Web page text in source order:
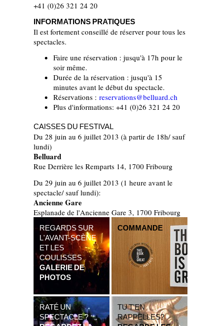
+41 (0)26 321 24 20
INFORMATIONS PRATIQUES
Il est fortement conseillé de réserver pour tous les
spectacles.
Faire une réservation : jusqu'à 17h pour le
soir même.
Durée de la réservation : jusqu'à 15
minutes avant le début du spectacle.
Réservations : reservations@belluard.ch
Plus d'informations: +41 (0)26 321 24 20
CAISSES DU FESTIVAL
Du 28 juin au 6 juillet 2013 (à partir de 18h/ sauf
lundi)
Belluard
Rue Derrière les Remparts 14, 1700 Fribourg
Du 29 juin au 6 juillet 2013 (1 heure avant le
spectacle/ sauf lundi):
Ancienne Gare
Esplanade de l'Ancienne Gare 3, 1700 Fribourg
REGARDS SUR
L'AVANT-SCÈNE
ET LES
COULISSES
GALERIE DE
PHOTOS
COMMANDE
RATÉ UN
SPECTACLE ?
TU T'EN
RAPPELLES?